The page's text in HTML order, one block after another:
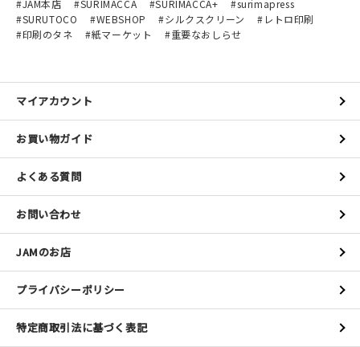
JAM本店
SURIMACCA SURIMACCA+
surimapress
SURUTOCO
WEBSHOP シルクスクリーン
レトロ印刷
印刷のタネ
紙マーケット 重要なおしらせ
マイアカウント
お買い物ガイド
よくある質問
お問い合わせ
JAMのお店
プライバシーポリシー
特定商取引法に基づく表記